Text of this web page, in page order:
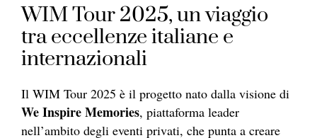
WIM Tour 2025, un viaggio
tra eccellenze italiane e
internazionali
Il WIM Tour 2025 è il progetto nato dalla visione di
We Inspire Memories, piattaforma leader
nell’ambito degli eventi privati, che punta a creare